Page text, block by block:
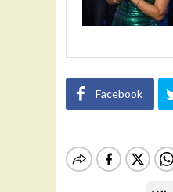
Facebook